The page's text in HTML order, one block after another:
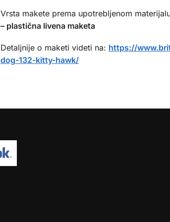
Vrsta makete prema upotrebljenom
– plastična livena maketa
Detaljnije o maketi videti na: https://
dog-132-kitty-hawk/